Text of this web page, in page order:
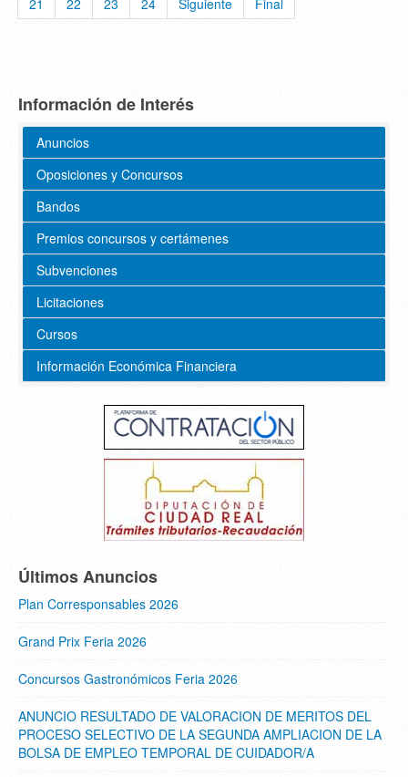
21
22 23 24 Siguiente Final
Información de Interés
Anuncios
Oposiciones y Concursos
Bandos
Premios concursos y certámenes
Subvenciones
Licitaciones
Cursos
Información Económica Financiera
Últimos Anuncios
Plan Corresponsables 2026
Grand Prix Feria 2026
Concursos Gastronómicos Feria 2026
ANUNCIO RESULTADO DE VALORACION DE MERITOS DEL
PROCESO SELECTIVO DE LA SEGUNDA AMPLIACION DE LA
BOLSA DE EMPLEO TEMPORAL DE CUIDADOR/A